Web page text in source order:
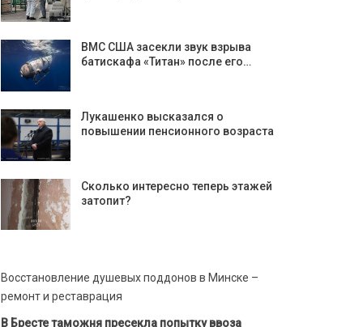
ВМС США засекли звук взрыва
батискафа «Титан» после его…
Лукашенко высказался о
повышении пенсионного возраста
Сколько интересно теперь этажей
затопит?
Восстановление душевых поддонов в Минске –
ремонт и реставрация
В Бресте таможня пресекла попытку ввоза